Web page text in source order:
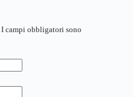
I campi obbligatori sono